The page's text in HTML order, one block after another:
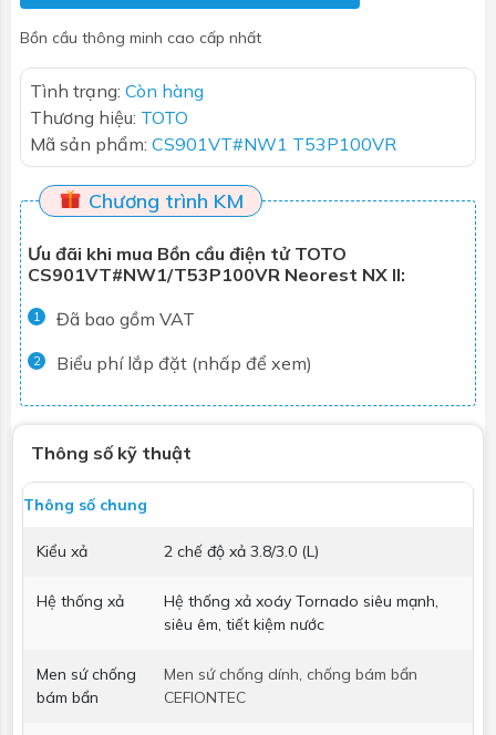
Bồn cầu thông minh cao cấp nhất
Tình trạng: Còn hàng
Thương hiệu: TOTO
Mã sản phẩm: CS901VT#NW1 T53P100VR
Chương trình KM
Ưu đãi khi mua Bồn cầu điện tử TOTO
CS901VT#NW1/T53P100VR Neorest NX II:
1 Đã bao gồm VAT
2 Biểu phí lắp đặt (nhấp để xem)
Thông số kỹ thuật
Thông số chung
Kiểu xả 2 chế độ xả 3.8/3.0 (L)
Hệ thống xả
Hệ thống xả xoáy Tornado siêu mạnh,
siêu êm, tiết kiệm nước
Men sứ chống
bám bẩn
Men sứ chống dính, chống bám bẩn
CEFIONTEC